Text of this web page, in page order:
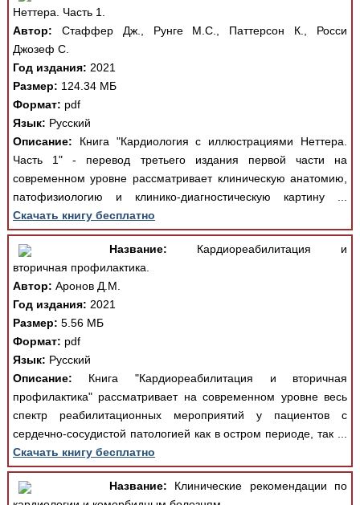
Неттера. Часть 1.
Автор: Стаффер Дж., Рунге М.С., Паттерсон К., Росси
Джозеф С.
Год издания: 2021
Размер: 124.34 МБ
Формат: pdf
Язык: Русский
Описание: Книга "Кардиология с иллюстрациями Неттера.
Часть 1" - перевод третьего издания первой части на
современном уровне рассматривает клиническую анатомию,
патофизиологию и клинико-диагностическую картину ...
Скачать книгу бесплатно
Название: Кардиореабилитация и
вторичная профилактика.
Автор: Аронов Д.М.
Год издания: 2021
Размер: 5.56 МБ
Формат: pdf
Язык: Русский
Описание: Книга "Кардиореабилитация и вторичная
профилактика" рассматривает на современном уровне весь
спектр реабилитационных мероприятий у пациентов с
сердечно-сосудистой патологией как в остром периоде, так ...
Скачать книгу бесплатно
Название: Клинические рекомендации по